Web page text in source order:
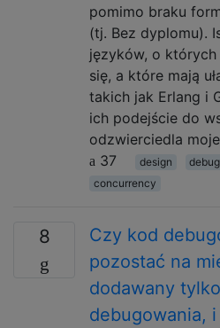
pomimo braku
(tj. Bez dyplomu).
języków, o
się, a które mają
takich jak Erlang i
ich podejście do
odzwierciedla
37
design
concurrency
8
Czy kod
pozostać na
dodawany
debugowania,